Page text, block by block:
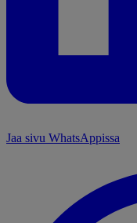
Jaa sivu WhatsAppissa